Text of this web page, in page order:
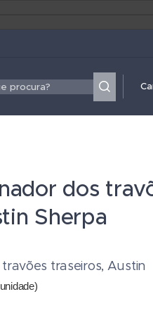
dos
Sherpa
traseiros, Austin